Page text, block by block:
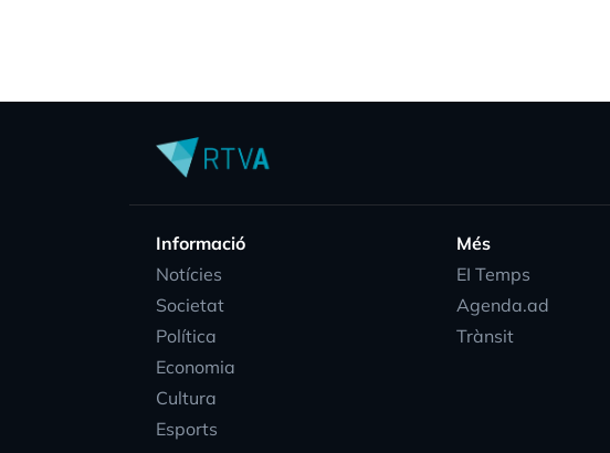
Informació
Notícies
Societat
Política
Economia
Cultura
Esports
Més
EI Temps
Agenda.ad
Trànsit